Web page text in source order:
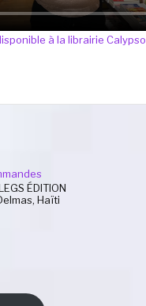
à la librairie Calypso
ÉDITION
Haïti